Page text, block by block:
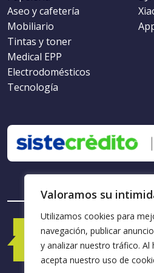
Valoramos su
Utilizamos cookies para
navegación, publicar
y analizar nuestro tráfico. Al
acepta nuestro uso de
Aseo y cafetería
Mobiliario
Tintas y toner
Medical EPP
Electrodomésticos
Tecnología